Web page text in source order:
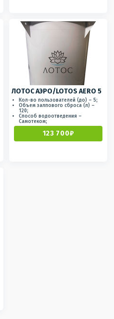
ЛОТОС АЭРО/LOTOS AERO 5
Кол-во пользователей (до) – 5;
Объем залпового сброса (л) –
120;
Способ водоотведения –
Самотеком;
123 700₽